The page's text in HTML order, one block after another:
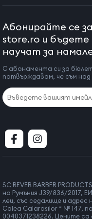
влажно, мъгливо
с вода. Не
течности.
Използвайте уреда
добро състояние
ако има признаци на
ВАЖНО! Винаги
използвате или
Не оставяйте уреда
повърхности по
В случай на
Този уред не е
Винаги оставяйте
съхранявате.
Абонирайте се
store.ro и
научат за
С абонамента си за
потвърждавам, че съм над
SC REVER BARBER
на Румъния J39/836/2017,
леи, със седалище и адрес
Calea Calarasilor “ № 147,
0040371238226. Цените